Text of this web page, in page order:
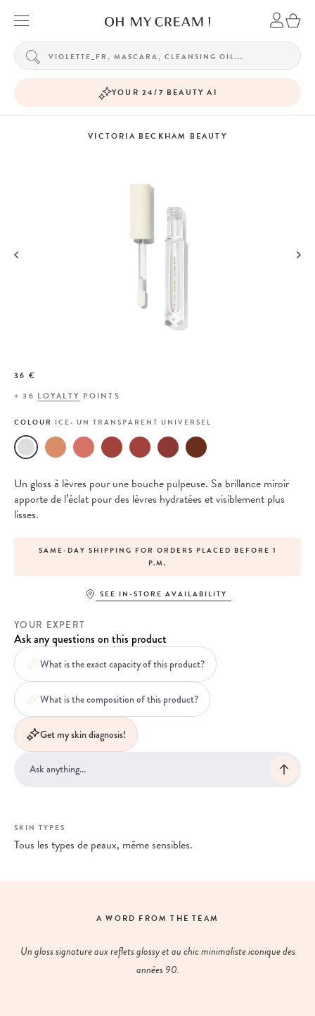
YOUR 24/7 BEAUTY AI
VICTORIA BECKHAM BEAUTY
36 €
+36 LOYALTY POINTS
COLOUR ICE: UN TRANSPARENT UNIVERSEL
Un gloss à lèvres pour une bouche pulpeuse. Sa brillance miroir
apporte de l’éclat pour des lèvres hydratées et visiblement plus
lisses.
SAME-DAY SHIPPING FOR ORDERS PLACED BEFORE 1
P.M.
SEE IN-STORE AVAILABILITY
YOUR EXPERT
Ask any questions on this product
What is the exact capacity of this product?
What is the composition of this product?
Get my skin diagnosis!
SKIN TYPES
Tous les types de peaux, même sensibles.
A WORD FROM THE TEAM
Un gloss signature aux reflets glossy et au chic minimaliste iconique des
années 90.